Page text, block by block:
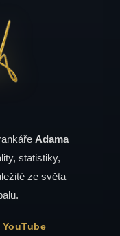
Adama
statistiky,
ze světa
YouTube